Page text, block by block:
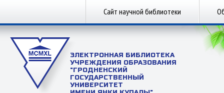
Сайт научной библиотеки
ЭЛЕКТРОННАЯ БИБЛИОТЕКА
УЧРЕЖДЕНИЯ ОБРАЗОВАНИЯ
"ГРОДНЕНСКИЙ
ГОСУДАРСТВЕННЫЙ
УНИВЕРСИТЕТ